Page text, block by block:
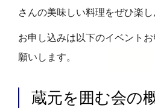
さんの美味しい料理をぜひ楽し
お申し込みは以下のイベント
願いします。
蔵元を囲む会の